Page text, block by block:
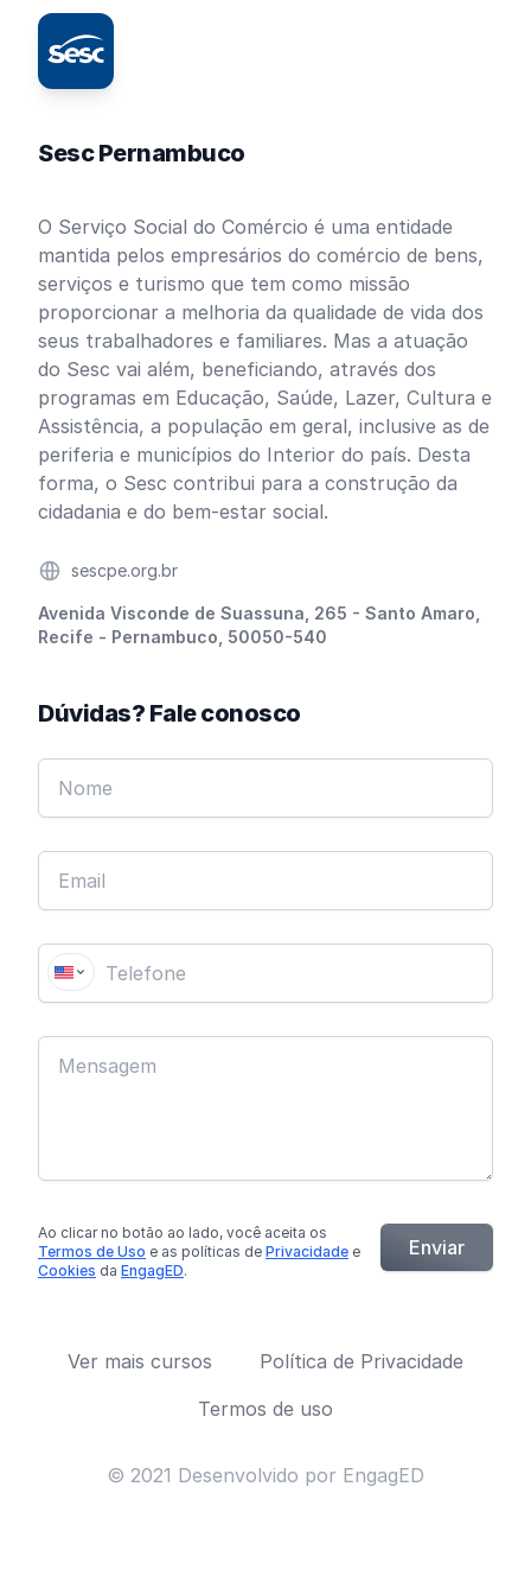
Sesc Pernambuco
O Serviço Social do Comércio é uma entidade
mantida pelos empresários do comércio de bens,
serviços e turismo que tem como missão
proporcionar a melhoria da qualidade de vida dos
seus trabalhadores e familiares. Mas a atuação
do Sesc vai além, beneficiando, através dos
programas em Educação, Saúde, Lazer, Cultura e
Assistência, a população em geral, inclusive as de
periferia e municípios do Interior do país. Desta
forma, o Sesc contribui para a construção da
cidadania e do bem-estar social.
Websitesescpe.org.br
Endereço
Avenida Visconde de Suassuna, 265 - Santo Amaro,
Recife - Pernambuco, 50050-540
Dúvidas? Fale conosco
Ao clicar no botão ao lado, você aceita os
Termos de Uso e as políticas de Privacidade e
Cookies da EngagED.
Enviar
Ver mais cursos
Política de Privacidade
Termos de uso
© 2021 Desenvolvido por EngagED